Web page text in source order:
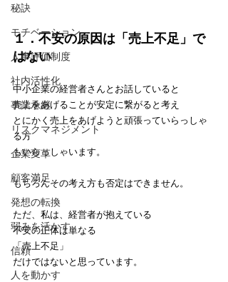
秘訣
モチベーション
人事評価制度
社内活性化
事業承継
リスクマネジメント
企業変革
顧客満足
発想の転換
弱みを活かす
信頼
人を動かす
１．不安の原因は「売上不足」で
はない
中小企業の経営者さんとお話していると
売上をあげることが安定に繋がると考え
とにかく売上をあげようと頑張っていらっしゃ
る方
もいらっしゃいます。
もちろんその考え方も否定はできません。
ただ、私は、経営者が抱えている
不安の正体は単なる
「売上不足」
だけではないと思っています。